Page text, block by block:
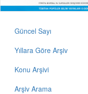
Güncel Sayı
Yıllara Göre Arşiv
Konu Arşivi
Arşiv Arama